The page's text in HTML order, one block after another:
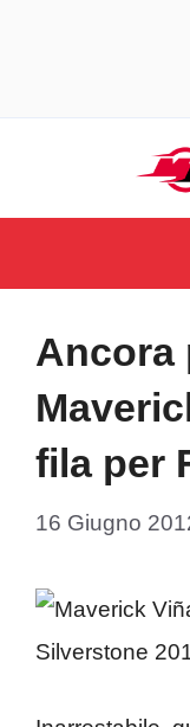
contenuto
Ancora
fila per
16 Giugno